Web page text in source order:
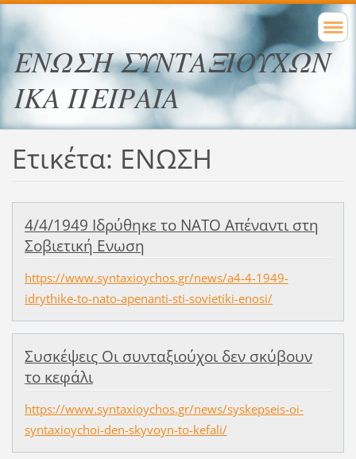
ΕΝΩΣΗ ΣΥΝΤΑΞΙΟΥΧΩΝ
ΙΚΑ ΠΕΙΡΑΙΑ
Ετικέτα: ΕΝΩΣΗ
4/4/1949 Ιδρύθηκε το ΝΑΤΟ Απέναντι στη
Σοβιετική Ενωση
https://www.syntaxioychos.gr/news/a4-4-1949-
idrythike-to-nato-apenanti-sti-sovietiki-enosi/
Συσκέψεις Οι συνταξιούχοι δεν σκύβουν
το κεφάλι
https://www.syntaxioychos.gr/news/syskepseis-oi-
syntaxioychoi-den-skyvoyn-to-kefali/